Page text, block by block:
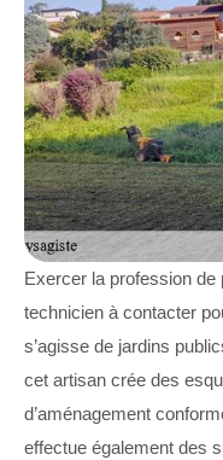
Exercer la profession de
technicien à contacter
s’agisse de jardins
cet artisan crée des
d’aménagement
effectue également des